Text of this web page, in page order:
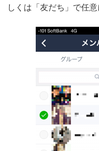
しくは「友だち」で任